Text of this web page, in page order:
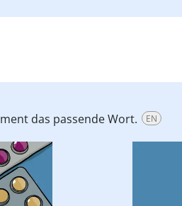
das passende Wort. EN